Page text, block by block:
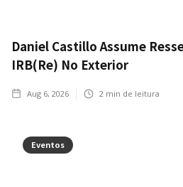
Daniel Castillo Assume
IRB(Re) No Exterior
Aug 6, 2026 2 min de leitura
Eventos